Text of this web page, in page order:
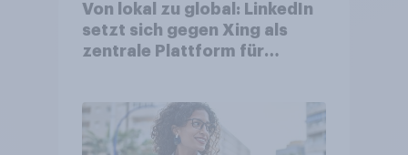
Von lokal zu global: LinkedIn
setzt sich gegen Xing als
zentrale Plattform für